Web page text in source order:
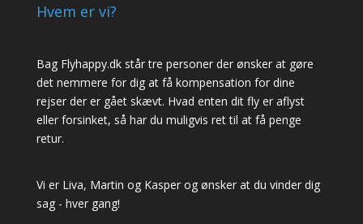
Hvem er vi?
Bag Flyhappy.dk står tre personer der ønsker at gøre
det nemmere for dig at få kompensation for dine
rejser der er gået skævt. Hvad enten dit fly er aflyst
eller forsinket, så har du muligvis ret til at få penge
retur.
Vi er Liva, Martin og Kasper og ønsker at du vinder dig
sag - hver gang!